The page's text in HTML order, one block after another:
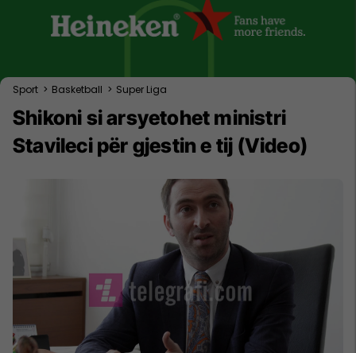
Sport > Basketball > Super Liga
Shikoni si arsyetohet ministri
Stavileci për gjestin e tij (Video)